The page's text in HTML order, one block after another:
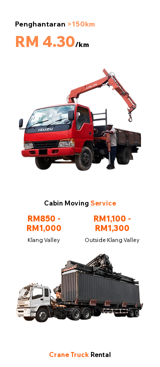
Penghantaran >150km
RM 4.30/km
Cabin Moving Service
RM850 -
RM1,000
Klang Valley
RM1,100 -
RM1,300
Outside Klang Valley
Crane Truck Rental